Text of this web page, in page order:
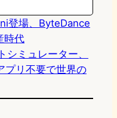
登場、ByteDance
時代
ミュレーター、
リ不要で世界の